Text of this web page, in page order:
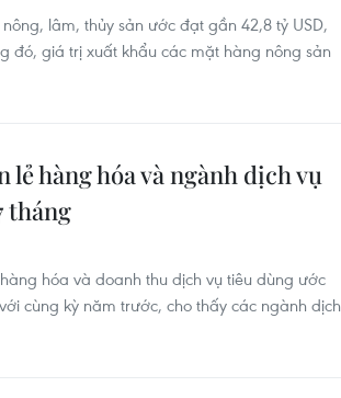
lâm, thủy sản ước đạt gần 42,8 tỷ USD,
đó, giá trị xuất khẩu các mặt hàng nông sản
lẻ hàng hóa và ngành dịch vụ
tháng
hóa và doanh thu dịch vụ tiêu dùng ước
cùng kỳ năm trước, cho thấy các ngành dịch